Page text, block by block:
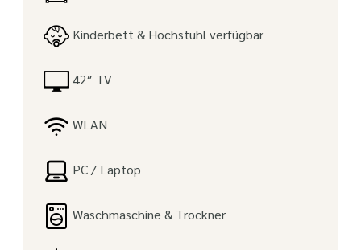
Kinderbett & Hochstuhl verfügbar
42″ TV
WLAN
PC / Laptop
Waschmaschine & Trockner